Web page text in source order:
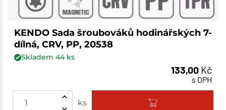
KENDO Sada šroubováků hodinářských 7-
dílná, CRV, PP, 20538
Skladem 44ks
133,00 Kč
s DPH
ks